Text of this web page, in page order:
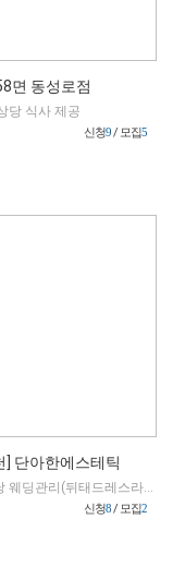
면 동성로점
당 식사 제공
신청9/ 모집5
] 단아한에스테틱
18만원 상당 웨딩관리(뒤태드레스라인 정리+얼굴윤각)
신청8/ 모집2